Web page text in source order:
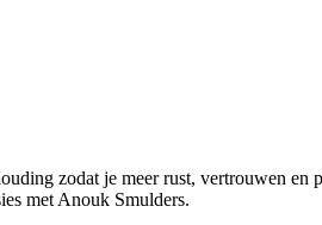
zodat je meer rust, vertrouwen
met Anouk Smulders.